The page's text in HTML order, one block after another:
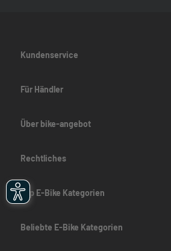
Kundenservice
Für Händler
Über bike-angebot
Rechtliches
Top E-Bike Kategorien
Beliebte E-Bike Kategorien